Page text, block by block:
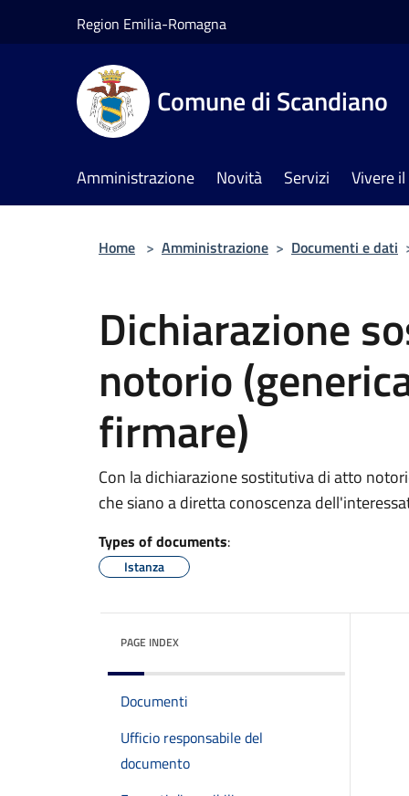
Region Emilia-Romagna
Comune di Scandiano
Amministrazione Novità Servizi Vivere
Home > Amministrazione > Documenti e dati
Dichiarazione
notorio
firmare)
Con la dichiarazione sostitutiva di atto
che siano a diretta conoscenza
Types of documents:
Istanza
PAGE INDEX
Documenti
Ufficio responsabile del
documento